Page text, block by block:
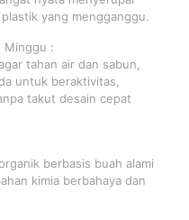
yang mengganggu.
Minggu :
tahan air dan sabun,
untuk beraktivitas,
takut desain cepat
berbasis buah alami
kimia berbahaya dan